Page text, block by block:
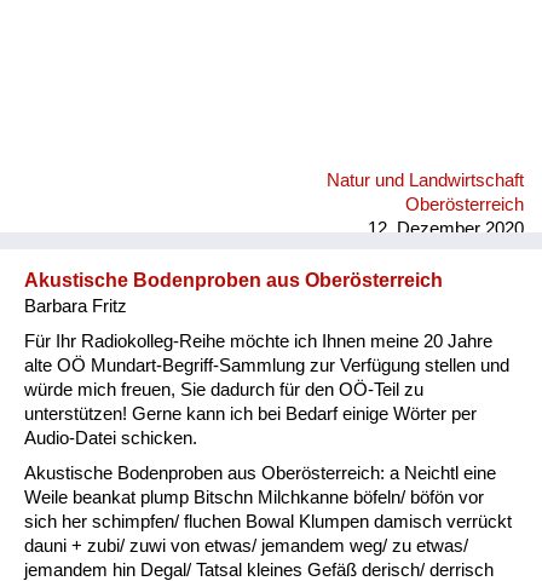
Natur und Landwirtschaft
Oberösterreich
12. Dezember 2020
Akustische Bodenproben aus Oberösterreich
Barbara Fritz
Für Ihr Radiokolleg-Reihe möchte ich Ihnen meine 20 Jahre
alte OÖ Mundart-Begriff-Sammlung zur Verfügung stellen und
würde mich freuen, Sie dadurch für den OÖ-Teil zu
unterstützen! Gerne kann ich bei Bedarf einige Wörter per
Audio-Datei schicken.
Akustische Bodenproben aus Oberösterreich: a Neichtl eine
Weile beankat plump Bitschn Milchkanne böfeln/ böfön vor
sich her schimpfen/ fluchen Bowal Klumpen damisch verrückt
dauni + zubi/ zuwi von etwas/ jemandem weg/ zu etwas/
jemandem hin Degal/ Tatsal kleines Gefäß derisch/ derrisch